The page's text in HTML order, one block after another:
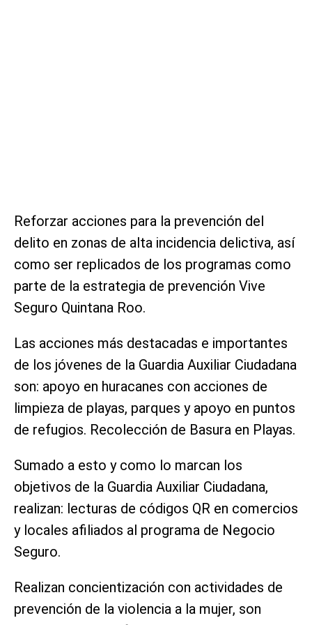
Reforzar acciones para la prevención del
delito en zonas de alta incidencia delictiva, así
como ser replicados de los programas como
parte de la estrategia de prevención Vive
Seguro Quintana Roo.
Las acciones más destacadas e importantes
de los jóvenes de la Guardia Auxiliar Ciudadana
son: apoyo en huracanes con acciones de
limpieza de playas, parques y apoyo en puntos
de refugios. Recolección de Basura en Playas.
Sumado a esto y como lo marcan los
objetivos de la Guardia Auxiliar Ciudadana,
realizan: lecturas de códigos QR en comercios
y locales afiliados al programa de Negocio
Seguro.
Realizan concientización con actividades de
prevención de la violencia a la mujer, son